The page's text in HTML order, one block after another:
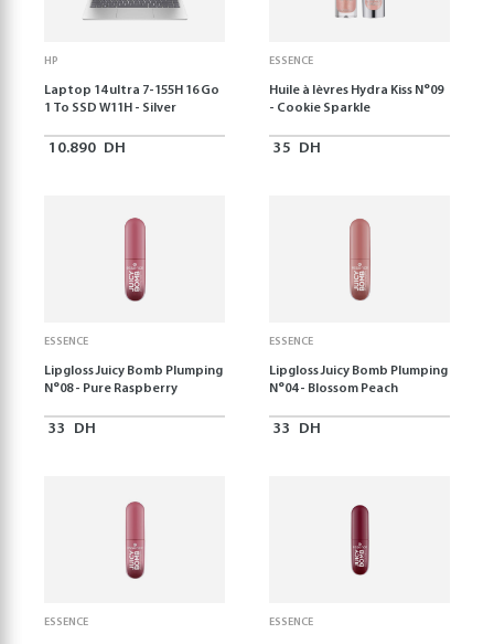
HP
Laptop 14 ultra 7-155H 16 Go
1 To SSD W11H - Silver
10.890 DH
ESSENCE
Huile à lèvres Hydra Kiss N°09
- Cookie Sparkle
35 DH
ESSENCE
Lipgloss Juicy Bomb Plumping
N°08 - Pure Raspberry
33 DH
ESSENCE
Lipgloss Juicy Bomb Plumping
N°04 - Blossom Peach
33 DH
ESSENCE ESSENCE